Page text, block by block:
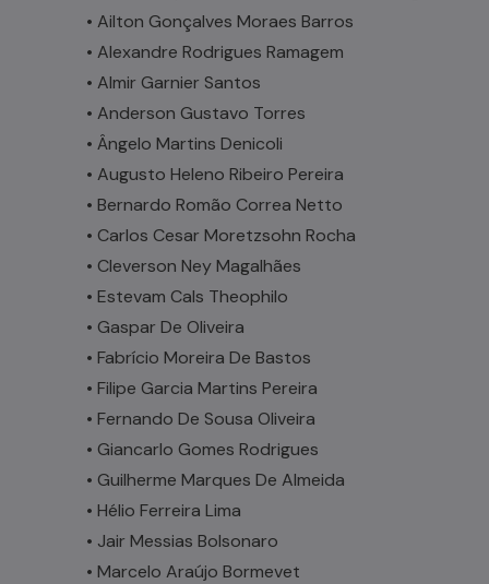
• Ailton Gonçalves Moraes Barros
• Alexandre Rodrigues Ramagem
• Almir Garnier Santos
• Anderson Gustavo Torres
• Ângelo Martins Denicoli
• Augusto Heleno Ribeiro Pereira
• Bernardo Romão Correa Netto
• Carlos Cesar Moretzsohn Rocha
• Cleverson Ney Magalhães
• Estevam Cals Theophilo
• Gaspar De Oliveira
• Fabrício Moreira De Bastos
• Filipe Garcia Martins Pereira
• Fernando De Sousa Oliveira
• Giancarlo Gomes Rodrigues
• Guilherme Marques De Almeida
• Hélio Ferreira Lima
• Jair Messias Bolsonaro
• Marcelo Araújo Bormevet